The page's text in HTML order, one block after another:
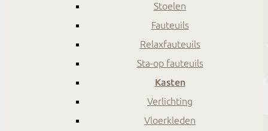
Stoelen
Fauteuils
Relaxfauteuils
Sta-op fauteuils
Kasten
Verlichting
Vloerkleden